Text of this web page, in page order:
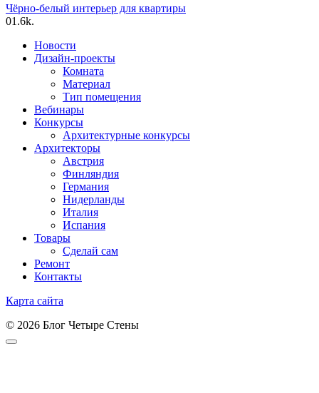
Чёрно-белый интерьер для квартиры
01.6k.
Новости
Дизайн-проекты
Комната
Материал
Тип помещения
Вебинары
Конкурсы
Архитектурные конкурсы
Архитекторы
Австрия
Финляндия
Германия
Нидерланды
Италия
Испания
Товары
Сделай сам
Ремонт
Контакты
Карта сайта
© 2026 Блог Четыре Стены